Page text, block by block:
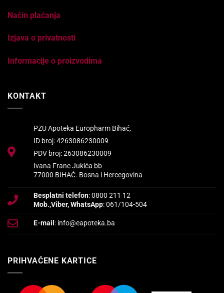
Način plaćanja
Izjava o privatnosti
Informacije o proizvodima
KONTAKT
PZU Apoteka Europharm Bihać,
ID broj: 4263086230009
PDV broj: 263086230009
Ivana Frane Jukića bb
77000 BIHAĆ. Bosna i Hercegovina
Besplatni telefon: 0800 211 12
Mob.,Viber, WhatsApp: 061/104-504
E-mail : info@eapoteka.ba
PRIHVAĆENE KARTICE